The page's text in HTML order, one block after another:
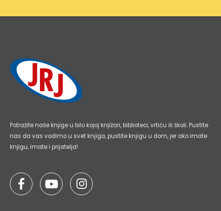
Potražite naše knjige u bilo kojoj knjižari, biblioteci, vrtiću ili školi. Pustite
nas da vas vodimo u svet knjiga, pustite knjigu u dom, jer ako imate
knjigu, imate i prijatelja!